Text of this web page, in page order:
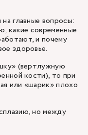
главные вопросы:
какие современные
и почему
здоровье.
(вертлужную
кости), то при
или «шарик» плохо
но между